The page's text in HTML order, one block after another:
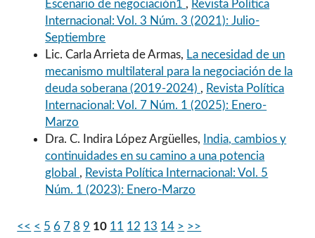
Escenario de negociación1 , Revista Política
Internacional: Vol. 3 Núm. 3 (2021): Julio-
Septiembre
Lic. Carla Arrieta de Armas, La necesidad de un
mecanismo multilateral para la negociación de la
deuda soberana (2019-2024) , Revista Política
Internacional: Vol. 7 Núm. 1 (2025): Enero-
Marzo
Dra. C. Indira López Argüelles,
India, cambios y
continuidades en su camino a una potencia
global , Revista Política Internacional: Vol. 5
Núm. 1 (2023): Enero-Marzo
<< < 5 6 7 8 9 10 11 12 13 14 > >>